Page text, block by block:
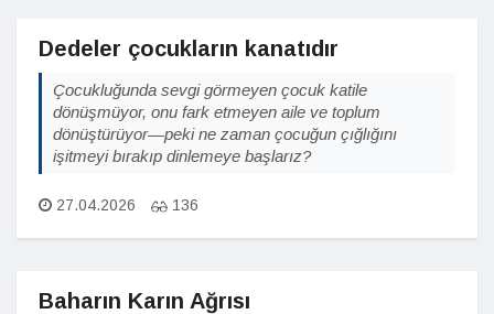
Dedeler çocukların kanatıdır
Çocukluğunda sevgi görmeyen çocuk katile
dönüşmüyor, onu fark etmeyen aile ve toplum
dönüştürüyor—peki ne zaman çocuğun çığlığını
işitmeyi bırakıp dinlemeye başlarız?
27.04.2026 136
Baharın Karın Ağrısı